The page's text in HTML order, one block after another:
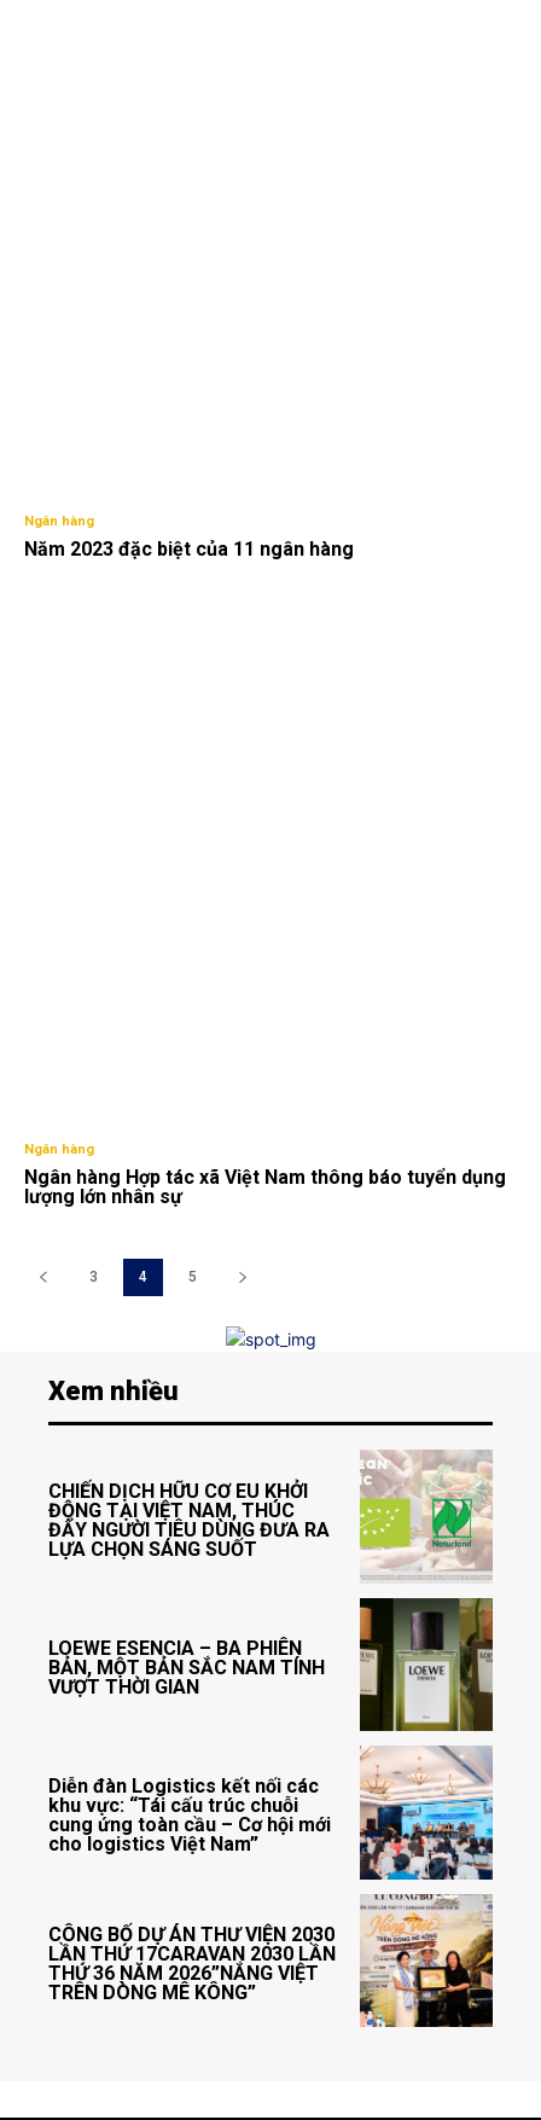
Ngân hàng
Năm 2023 đặc biệt của 11 ngân hàng
Ngân hàng
Ngân hàng Hợp tác xã Việt Nam thông báo tuyển dụng
lượng lớn nhân sự
3 4 5
Xem nhiều
CHIẾN DỊCH HỮU CƠ EU KHỞI
ĐỘNG TẠI VIỆT NAM, THÚC
ĐẨY NGƯỜI TIÊU DÙNG ĐƯA RA
LỰA CHỌN SÁNG SUỐT
LOEWE ESENCIA – BA PHIÊN
BẢN, MỘT BẢN SẮC NAM TÍNH
VƯỢT THỜI GIAN
Diễn đàn Logistics kết nối các
khu vực: “Tái cấu trúc chuỗi
cung ứng toàn cầu – Cơ hội mới
cho logistics Việt Nam”
CÔNG BỐ DỰ ÁN THƯ VIỆN 2030
LẦN THỨ 17CARAVAN 2030 LẦN
THỨ 36 NĂM 2026”NẮNG VIỆT
TRÊN DÒNG MÊ KÔNG”